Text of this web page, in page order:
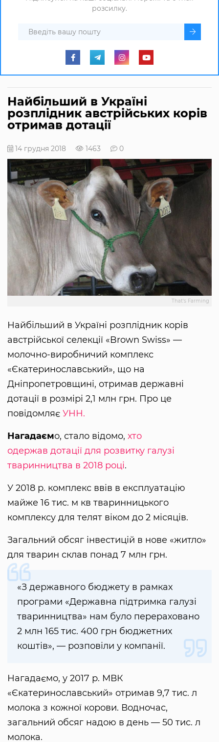
розсилку.
Найбільший в Україні
розплідник австрійських корів
отримав дотації
14 грудня 2018 1463 0
That's Farming
Найбільший в Україні розплідник корів
австрійської селекції «Brown Swiss» —
молочно-виробничий комплекс
«Єкатеринославський», що на
Дніпропетровщині, отримав державні
дотації в розмірі 2,1 млн грн. Про це
повідомляє УНН.
Нагадаємо, стало відомо, хто
одержав дотації для розвитку галузі
тваринництва в 2018 році.
У 2018 р. комплекс ввів в експлуатацію
майже 16 тис. м кв тваринницького
комплексу для телят віком до 2 місяців.
Загальний обсяг інвестицій в нове «житло»
для тварин склав понад 7 млн грн.
«З державного бюджету в рамках
програми «Державна підтримка галузі
тваринництва» нам було перераховано
2 млн 165 тис. 400 грн бюджетних
коштів», — розповіли у компанії.
Нагадаємо, у 2017 р. МВК
«Єкатеринославський» отримав 9,7 тис. л
молока з кожної корови. Водночас,
загальний обсяг надою в день — 50 тис. л
молока.